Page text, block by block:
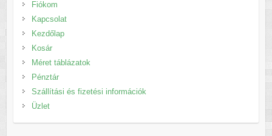
Fiókom
Kapcsolat
Kezdőlap
Kosár
Méret táblázatok
Pénztár
Szállítási és fizetési információk
Üzlet